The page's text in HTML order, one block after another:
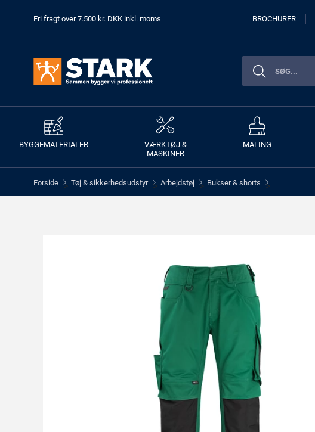
Fri fragt over 7.500 kr. DKK inkl. moms BROCHURER
BYGGEMATERIALER
VÆRKTØJ &
MASKINER
MALING
Forside > Tøj & sikkerhedsudstyr > Arbejdstøj > Bukser & shorts >